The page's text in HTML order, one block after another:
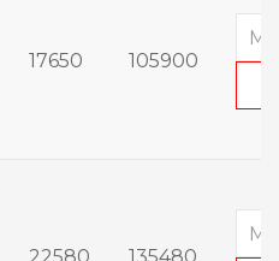
17650 105900